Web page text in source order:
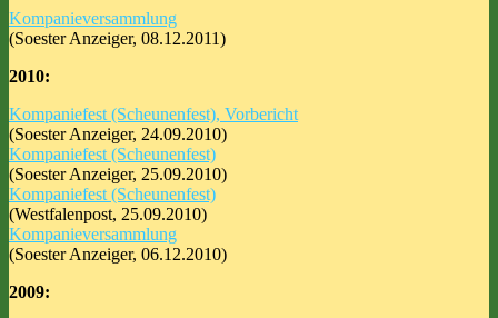
Kompanieversammlung
(Soester Anzeiger, 08.12.2011)
2010:
Kompaniefest (Scheunenfest), Vorbericht
(Soester Anzeiger, 24.09.2010)
Kompaniefest (Scheunenfest)
(Soester Anzeiger, 25.09.2010)
Kompaniefest (Scheunenfest)
(Westfalenpost, 25.09.2010)
Kompanieversammlung
(Soester Anzeiger, 06.12.2010)
2009: